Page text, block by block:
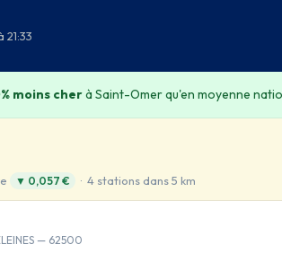
21:33
moins cherà Saint-Omer qu'en moyenne
▼ 0,057 € · 4 stations dans 5 km
— 62500